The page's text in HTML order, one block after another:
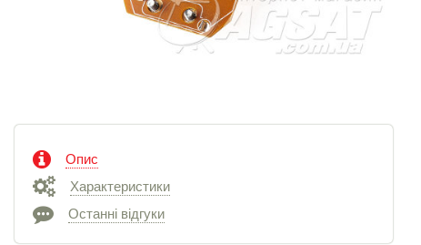
Опис
Характеристики
Останні відгуки